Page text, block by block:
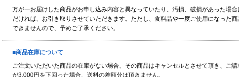
万が一お届けした商品がお申し込み内容と異なっていたり、汚損、破損があった場
だければ、お引き取りさせていただきます。ただし、食料品や一度ご使用になった
できませんので、予めご了承ください。
■商品在庫について
ご注文いただいた商品の在庫がない場合、その商品はキャンセルとさせて頂き、ご
が3,000円を下回った場合、送料の差額分は頂きません。